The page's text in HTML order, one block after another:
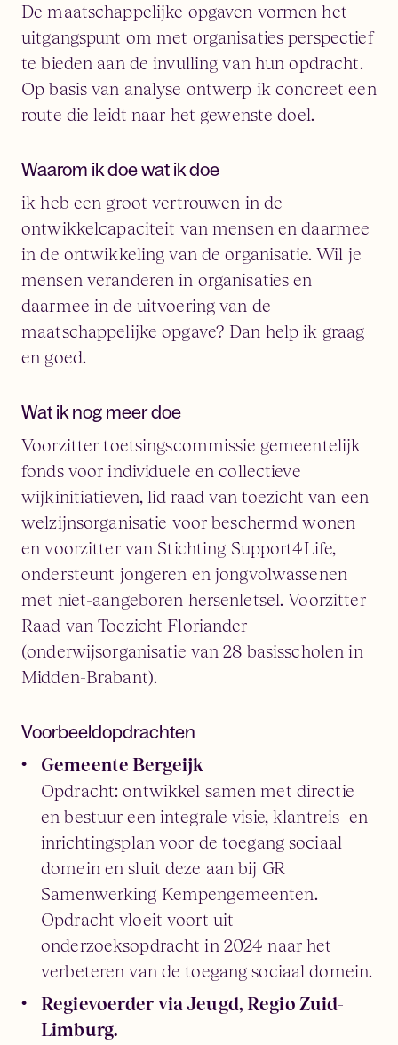
De maatschappelijke opgaven vormen het
uitgangspunt om met organisaties perspectief
te bieden aan de invulling van hun opdracht.
Op basis van analyse ontwerp ik concreet een
route die leidt naar het gewenste doel.
Waarom ik doe wat ik doe
ik heb een groot vertrouwen in de
ontwikkelcapaciteit van mensen en daarmee
in de ontwikkeling van de organisatie. Wil je
mensen veranderen in organisaties en
daarmee in de uitvoering van de
maatschappelijke opgave? Dan help ik graag
en goed.
Wat ik nog meer doe
Voorzitter toetsingscommissie gemeentelijk
fonds voor individuele en collectieve
wijkinitiatieven, lid raad van toezicht van een
welzijnsorganisatie voor beschermd wonen
en voorzitter van Stichting Support4Life,
ondersteunt jongeren en jongvolwassenen
met niet-aangeboren hersenletsel. Voorzitter
Raad van Toezicht Floriander
(onderwijsorganisatie van 28 basisscholen in
Midden-Brabant).
Voorbeeldopdrachten
Gemeente Bergeijk
Opdracht: ontwikkel samen met directie
en bestuur een integrale visie, klantreis en
inrichtingsplan voor de toegang sociaal
domein en sluit deze aan bij GR
Samenwerking Kempengemeenten.
Opdracht vloeit voort uit
onderzoeksopdracht in 2024 naar het
verbeteren van de toegang sociaal domein.
Regievoerder via Jeugd, Regio Zuid-
Limburg.